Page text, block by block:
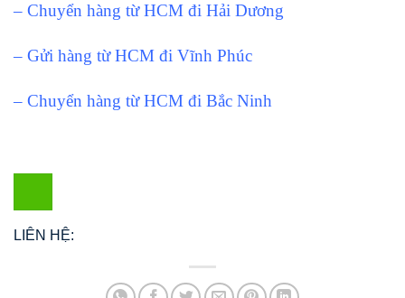
– Chuyển hàng từ HCM đi Hải Dương
– Gửi hàng từ HCM đi Vĩnh Phúc
– Chuyển hàng từ HCM đi Bắc Ninh
LIÊN HỆ: